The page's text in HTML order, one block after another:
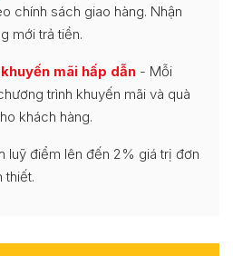
chính sách giao hàng. Nhận
mới trả tiền.
mãi hấp dẫn - Mỗi
trình khuyến mãi và quà
khách hàng.
luỹ điểm lên đến 2% giá trị đơn
thiết.